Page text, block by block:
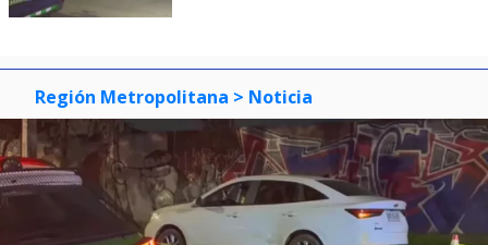
Región Metropolitana > Noticia